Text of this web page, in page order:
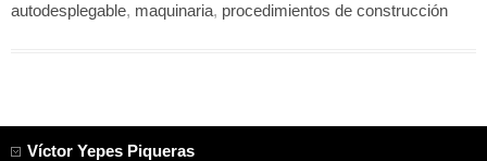
autodesplegable, maquinaria, procedimientos de construcción
Víctor Yepes Piqueras